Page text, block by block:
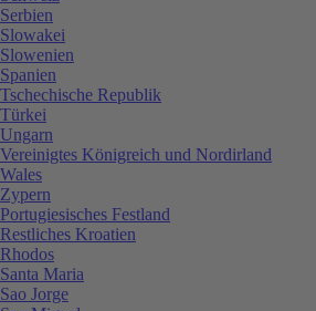
Serbien
Slowakei
Slowenien
Spanien
Tschechische Republik
Türkei
Ungarn
Vereinigtes Königreich und Nordirland
Wales
Zypern
Portugiesisches Festland
Restliches Kroatien
Rhodos
Santa Maria
Sao Jorge